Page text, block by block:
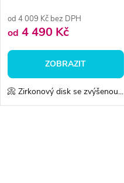
od 4 009 Kč bez DPH
od 4 490 Kč
ZOBRAZIT
📀 Zirkonový disk se zvýšenou...